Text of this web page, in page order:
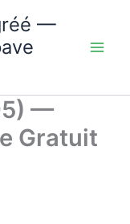
—
—
Gratuit